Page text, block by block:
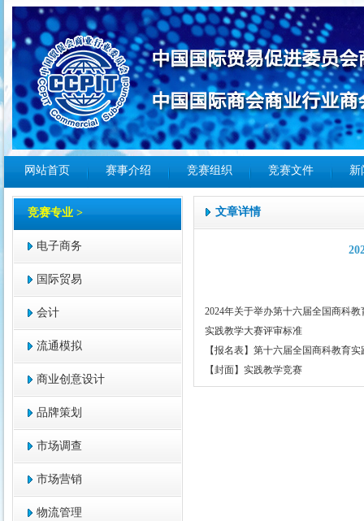
网站首页 赛事介绍 竞赛组织 竞赛文件 新
竞赛专业 >
电子商务
国际贸易
会计
流通模拟
商业创意设计
品牌策划
市场调查
市场营销
物流管理
文章详情
2024年关于举办第十六届全国商科
实践教学大赛评审标准
【报名表】第十六届全国商科教育
【封面】实践教学竞赛